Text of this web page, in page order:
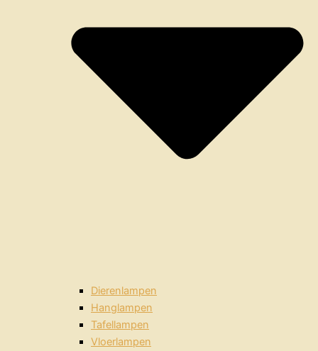
Dierenlampen
Hanglampen
Tafellampen
Vloerlampen